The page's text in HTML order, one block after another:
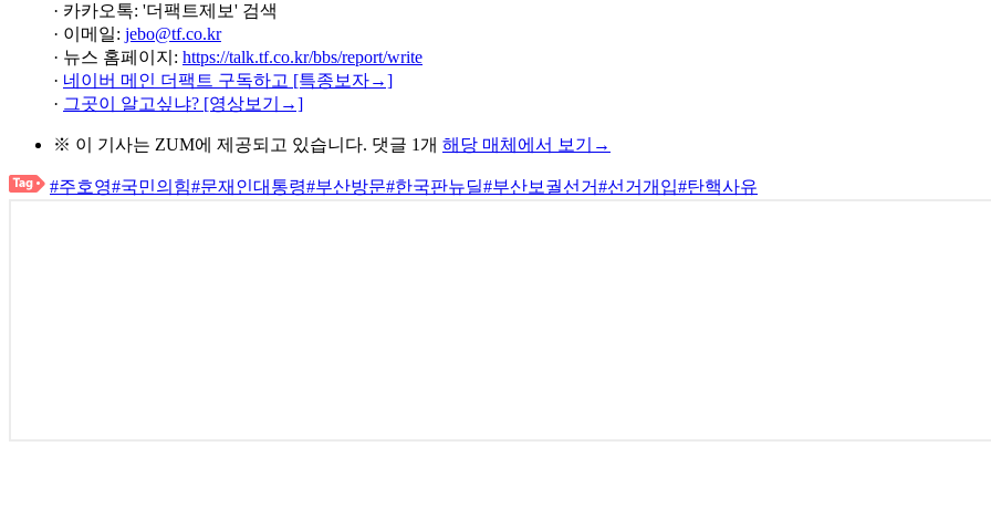
· 카카오톡: '더팩트제보' 검색
· 이메일: jebo@tf.co.kr
· 뉴스 홈페이지: https://talk.tf.co.kr/bbs/report/write
· 네이버 메인 더팩트 구독하고 [특종보자→]
· 그곳이 알고싶냐? [영상보기→]
※ 이 기사는 ZUM에 제공되고 있습니다. 댓글 1개 해당 매체에서 보기→
#주호영#국민의힘#문재인대통령#부산방문#한국판뉴딜#부산보궐선거#선거개입#탄핵사유